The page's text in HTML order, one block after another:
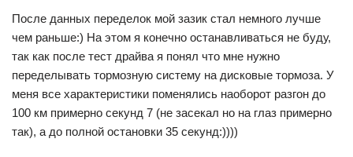
После данных переделок мой зазик стал немного лучше
чем раньше:) На этом я конечно останавливаться не буду,
так как после тест драйва я понял что мне нужно
переделывать тормозную систему на дисковые тормоза. У
меня все характеристики поменялись наоборот разгон до
100 км примерно секунд 7 (не засекал но на глаз примерно
так), а до полной остановки 35 секунд:))))